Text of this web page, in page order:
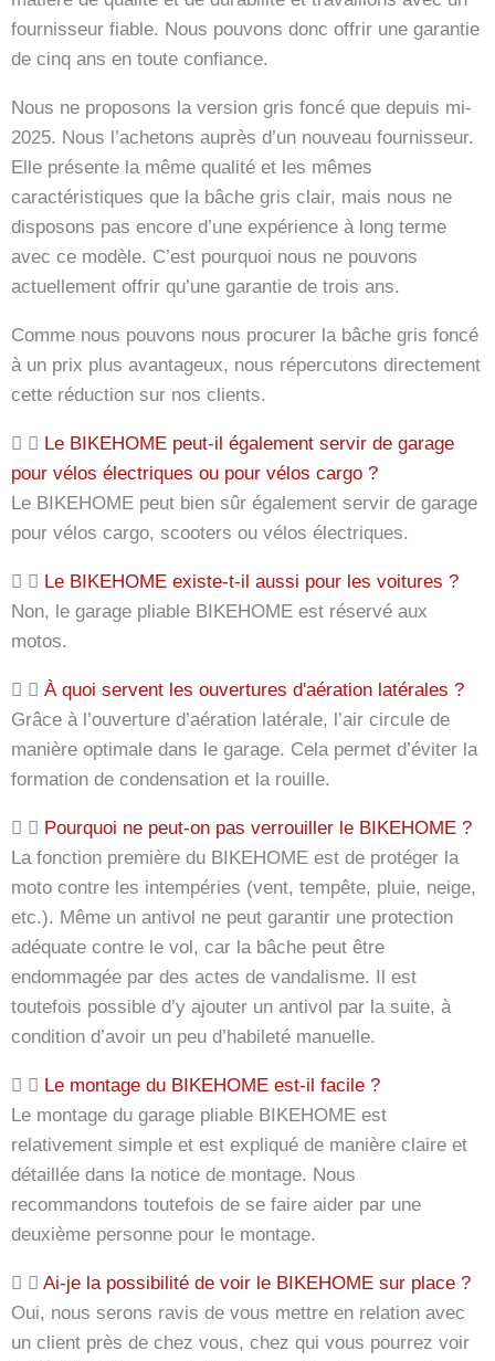
fournisseur fiable. Nous pouvons donc offrir une garantie
de cinq ans en toute confiance.
Nous ne proposons la version gris foncé que depuis mi-
2025. Nous l’achetons auprès d’un nouveau fournisseur.
Elle présente la même qualité et les mêmes
caractéristiques que la bâche gris clair, mais nous ne
disposons pas encore d’une expérience à long terme
avec ce modèle. C’est pourquoi nous ne pouvons
actuellement offrir qu’une garantie de trois ans.
Comme nous pouvons nous procurer la bâche gris foncé
à un prix plus avantageux, nous répercutons directement
cette réduction sur nos clients.
Le BIKEHOME peut-il également servir de garage
pour vélos électriques ou pour vélos cargo ?
Le BIKEHOME peut bien sûr également servir de garage
pour vélos cargo, scooters ou vélos électriques.
Le BIKEHOME existe-t-il aussi pour les voitures ?
Non, le garage pliable BIKEHOME est réservé aux
motos.
À quoi servent les ouvertures d'aération latérales ?
Grâce à l’ouverture d’aération latérale, l’air circule de
manière optimale dans le garage. Cela permet d’éviter la
formation de condensation et la rouille.
Pourquoi ne peut-on pas verrouiller le BIKEHOME ?
La fonction première du BIKEHOME est de protéger la
moto contre les intempéries (vent, tempête, pluie, neige,
etc.). Même un antivol ne peut garantir une protection
adéquate contre le vol, car la bâche peut être
endommagée par des actes de vandalisme. Il est
toutefois possible d’y ajouter un antivol par la suite, à
condition d’avoir un peu d’habileté manuelle.
Le montage du BIKEHOME est-il facile ?
Le montage du garage pliable BIKEHOME est
relativement simple et est expliqué de manière claire et
détaillée dans la notice de montage. Nous
recommandons toutefois de se faire aider par une
deuxième personne pour le montage.
Ai-je la possibilité de voir le BIKEHOME sur place ?
Oui, nous serons ravis de vous mettre en relation avec
un client près de chez vous, chez qui vous pourrez voir